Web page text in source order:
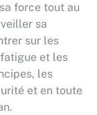
force tout au
sa
sur les
et les
les
et en toute